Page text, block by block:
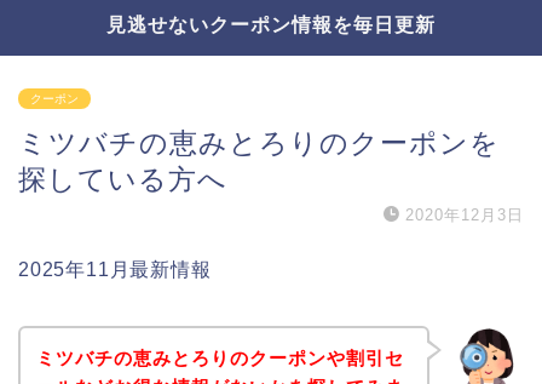
見逃せないクーポン情報を毎日更新
クーポン
ミツバチの恵みとろりのクーポンを
探している方へ
2020年12月3日
2025年11月最新情報
ミツバチの恵みとろりのクーポンや割引セ